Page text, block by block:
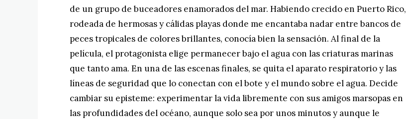
de un grupo de buceadores enamorados del mar. Habiendo crecido en Puerto Rico,
rodeada de hermosas y cálidas playas donde me encantaba nadar entre bancos de
peces tropicales de colores brillantes, conocía bien la sensación. Al final de la
película, el protagonista elige permanecer bajo el agua con las criaturas marinas
que tanto ama. En una de las escenas finales, se quita el aparato respiratorio y las
líneas de seguridad que lo conectan con el bote y el mundo sobre el agua. Decide
cambiar su episteme: experimentar la vida libremente con sus amigos marsopas en
las profundidades del océano, aunque solo sea por unos minutos y aunque le